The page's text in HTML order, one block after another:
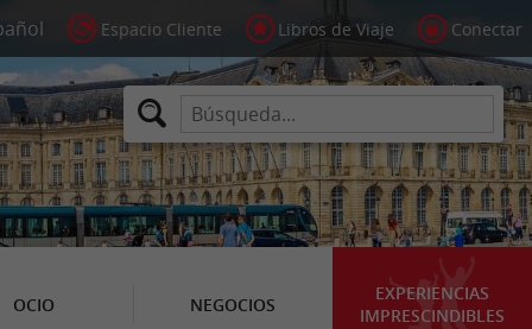
Espacio Cliente Libros de Viaje Conectar
OCIO NEGOCIOS
EXPERIENCIAS
IMPRESCINDIBLES